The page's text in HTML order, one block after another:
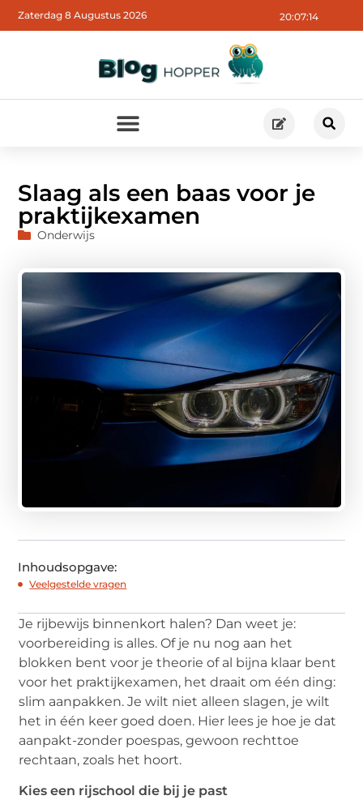
20:07:15
Zaterdag 8 Augustus 2026
Slaag als een baas voor je
praktijkexamen
Onderwijs
Inhoudsopgave:
Veelgestelde vragen
Je rijbewijs binnenkort halen? Dan weet je:
voorbereiding is alles. Of je nu nog aan het
blokken bent voor je theorie of al bijna klaar bent
voor het praktijkexamen, het draait om één ding:
slim aanpakken. Je wilt niet alleen slagen, je wilt
het in één keer goed doen. Hier lees je hoe je dat
aanpakt-zonder poespas, gewoon rechttoe
rechtaan, zoals het hoort.
Kies een rijschool die bij je past